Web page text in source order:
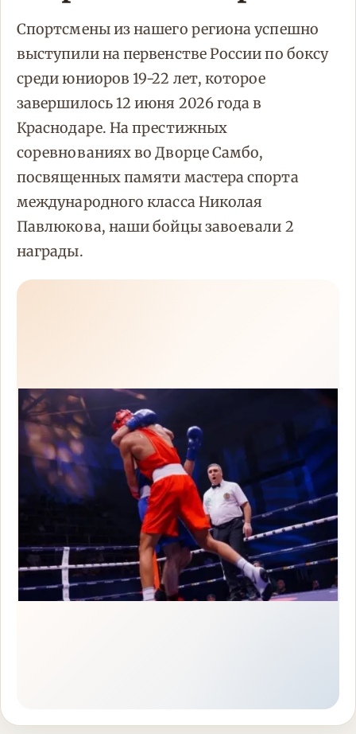
Спортсмены из нашего региона успешно
выступили на первенстве России по боксу
среди юниоров 19-22 лет, которое
завершилось 12 июня 2026 года в
Краснодаре. На престижных
соревнованиях во Дворце Самбо,
посвященных памяти мастера спорта
международного класса Николая
Павлюкова, наши бойцы завоевали 2
награды.